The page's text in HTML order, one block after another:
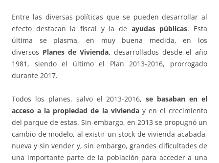
Entre las diversas políticas que se pueden desarrollar al
efecto destacan la fiscal y la de ayudas públicas. Esta
última se plasma, en muy buena medida, en los
diversos Planes de Vivienda, desarrollados desde el año
1981, siendo el último el Plan 2013-2016, prorrogado
durante 2017.
Todos los planes, salvo el 2013-2016,se basaban en el
acceso a la propiedad de la vivienday en el crecimiento
del parque de estas. Sin embargo, en 2013 se propugnó un
cambio de modelo, al existir un stock de vivienda acabada,
nueva y sin vender y, sin embargo, grandes dificultades de
una importante parte de la población para acceder a una